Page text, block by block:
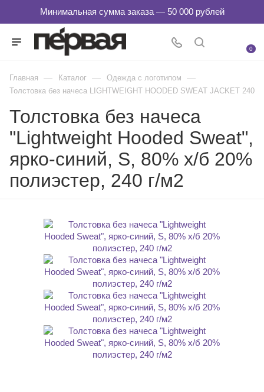
0
Главная — Каталог — Одежда с логотипом —
Толстовка без начеса LIGHTWEIGHT HOODED SWEAT JACKET 240
Толстовка без начеса
"Lightweight Hooded Sweat",
ярко-синий, S, 80% х/б 20%
полиэстер, 240 г/м2